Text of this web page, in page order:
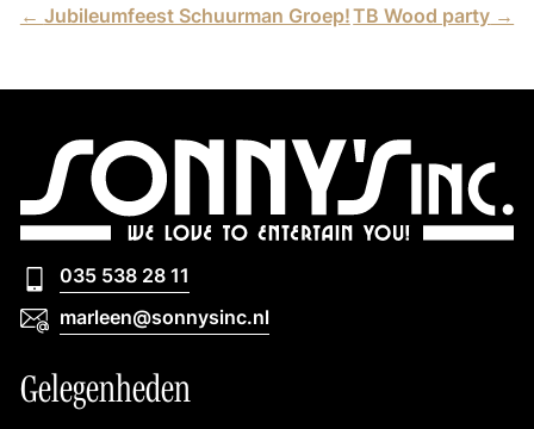
← Jubileumfeest Schuurman Groep!TB Wood party →
035 538 28 11
035 538 28 11
marleen@sonnysinc.nl
Gelegenheden